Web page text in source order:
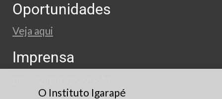
Oportunidades
Veja aqui
Imprensa
O Instituto Igarapé